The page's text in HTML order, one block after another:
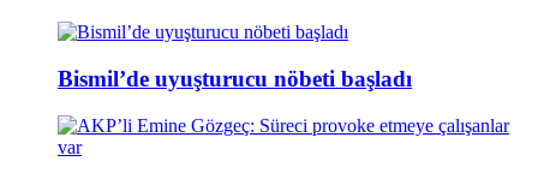
Bismil’de uyuşturucu nöbeti başladı